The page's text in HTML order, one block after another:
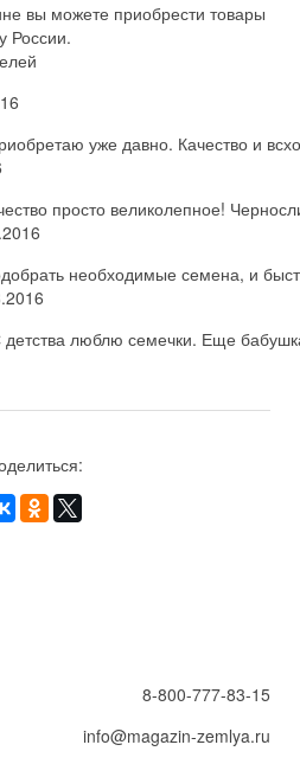
вы можете приобрести товары
России.
уже давно. Качество и
просто великолепное!
необходимые семена, и
люблю семечки. Еще
8-800-777-83-15
info@magazin-zemlya.ru